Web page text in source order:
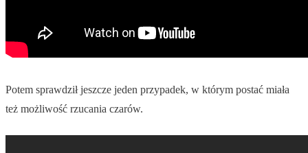
Potem sprawdził jeszcze jeden przypadek, w którym postać miała
też możliwość rzucania czarów.